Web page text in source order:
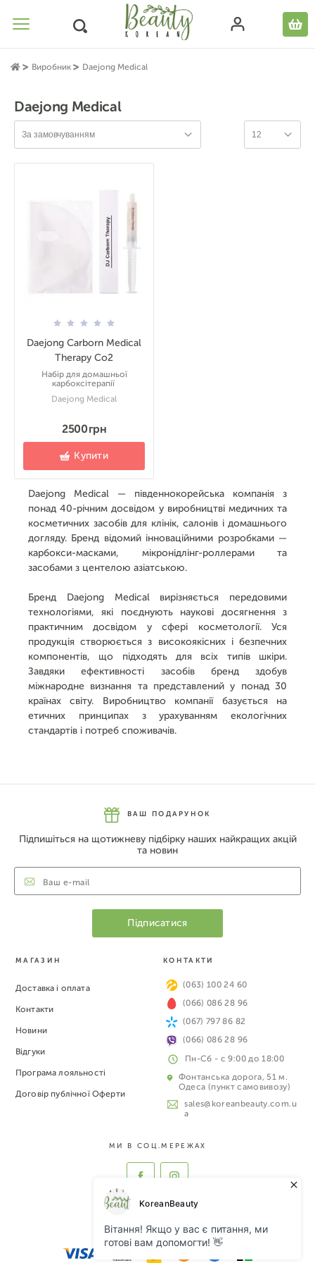
Виробник Daejong Medical
Daejong Medical
За замовчуванням 12
Daejong Carborn Medical
Therapy Co2
Набір для домашньої
карбоксітерапії
Daejong Medical
2500 грн
Купити
Daejong Medical — південнокорейська компанія з
понад 40-річним досвідом у виробництві медичних та
косметичних засобів для клінік, салонів і домашнього
догляду. Бренд відомий інноваційними розробками —
карбокси-масками, мікронідлінг-роллерами та
засобами з центелою азіатською.
Бренд Daejong Medical вирізняється передовими
технологіями, які поєднують наукові досягнення з
практичним досвідом у сфері косметології. Уся
продукція створюється з високоякісних і безпечних
компонентів, що підходять для всіх типів шкіри.
Завдяки ефективності засобів бренд здобув
міжнародне визнання та представлений у понад 30
країнах світу. Виробництво компанії базується на
етичних принципах з урахуванням екологічних
стандартів і потреб споживачів.
ВАШ ПОДАРУНОК
Підпишіться на щотижневу підбірку наших найкращих акцій
та новин
МАГАЗИН
Доставка і оплата
Контакти
Новини
Відгуки
Програма лояльності
Договір публічної Оферти
КОНТАКТИ
(063) 100 24 60
(066) 086 28 96
(067) 797 86 82
(066) 086 28 96
Пн-Сб - с 9:00 до 18:00
Фонтанська дорога, 51 м.
Одеса (пункт самовивозу)
sales@koreanbeauty.com.u
a
МИ В СОЦ.МЕРЕЖАХ
ПРИЙМАЄМО ДО ОПЛАТИ: